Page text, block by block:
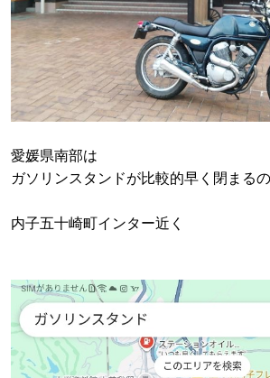
愛媛県南部は
ガソリンスタンドが比較的早く閉まる
内子五十崎町インター近く